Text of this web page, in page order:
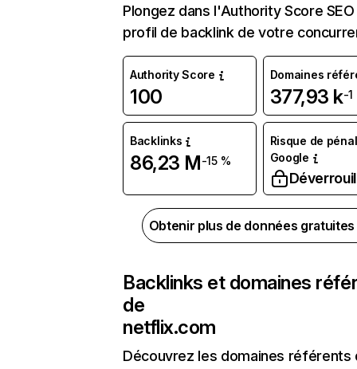
Plongez dans l'Authority Score
profil de backlink de votre
Authority Score
100
Domaines
377,93 k-1
Backlinks
86,23 M-15 %
Risque de
Google
Obtenir plus de données
Backlinks et domaines
de
netflix.com
Découvrez les domaines référents